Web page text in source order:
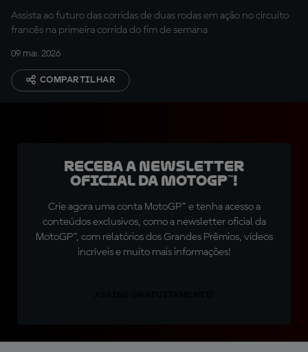
Assista ao futuro das corridas de duas rodas em ação no circuito
francês na primeira corrida do fim de semana
09 mai. 2026
COMPARTILHAR
Receba a newsletter
oficial da MotoGP™!
Crie agora uma conta MotoGP™ e tenha acesso a
conteúdos exclusivos, como a newsletter oficial da
MotoGP™, com relatórios dos Grandes Prêmios, vídeos
incríveis e muito mais informações!